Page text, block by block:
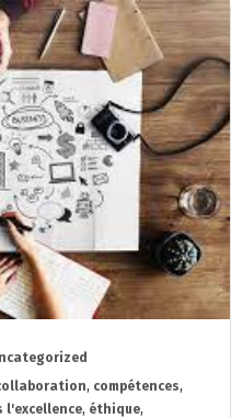
, compétences,
l'excellence, éthique,